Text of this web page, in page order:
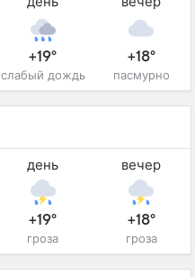
+19°
слабый дождь
+18°
пасмурно
день
+19°
гроза
вечер
+18°
гроза